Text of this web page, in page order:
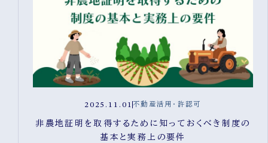
2025.11.01 不動産活用・許認可
非農地証明を取得するために知っておくべき制度の
基本と実務上の要件